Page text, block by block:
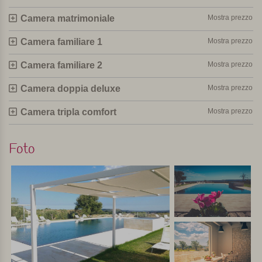
pace e della cucina siciliana e dei vini!
Selezionato e visitato personalmente da Margot De Kruif – My Italy
Camera matrimoniale Mostra prezzo
Camera familiare 1 Mostra prezzo
Camera familiare 2 Mostra prezzo
Camera doppia deluxe Mostra prezzo
Camera tripla comfort Mostra prezzo
Foto